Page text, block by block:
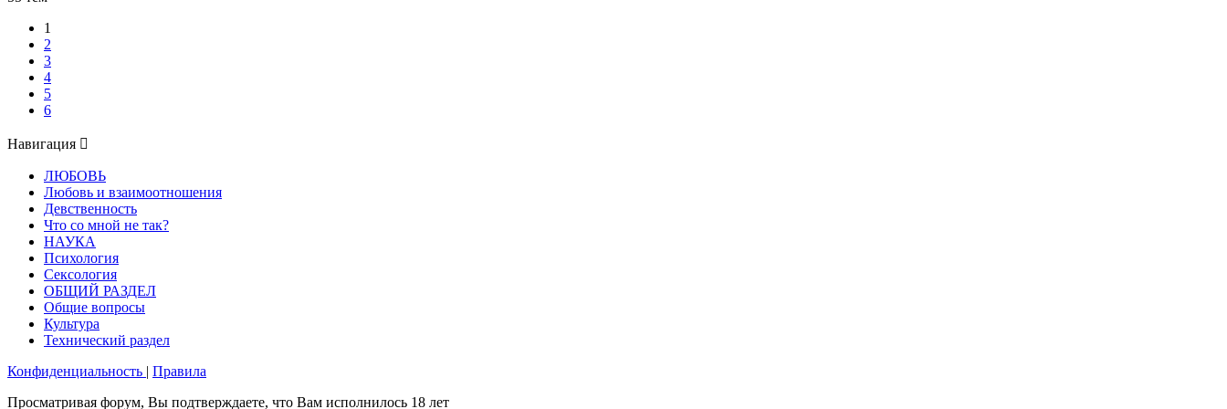
1
2
3
4
5
6
Навигация
ЛЮБОВЬ
Любовь и взаимоотношения
Девственность
Что со мной не так?
НАУКА
Психология
Сексология
ОБЩИЙ РАЗДЕЛ
Общие вопросы
Культура
Технический раздел
Конфиденциальность | Правила
Просматривая форум, Вы подтверждаете, что Вам исполнилось 18 лет